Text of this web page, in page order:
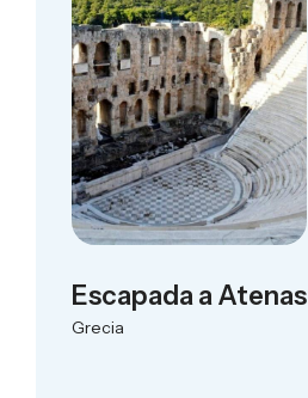
Escapada a Atenas
Grecia